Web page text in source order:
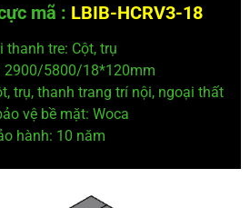
mã : LBIB-HCRV3-18
thanh tre: Cột, trụ
2900/5800/18*120mm
trụ, thanh trang trí nội, ngoại thất
vệbề mặt: Woca
hành: 10 năm